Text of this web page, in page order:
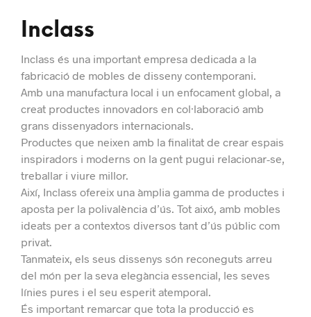
Inclass
Inclass és una important empresa dedicada a la
fabricació de mobles de disseny contemporani.
Amb una manufactura local i un enfocament global, a
creat productes innovadors en col·laboració amb
grans dissenyadors internacionals.
Productes que neixen amb la finalitat de crear espais
inspiradors i moderns on la gent pugui relacionar-se,
treballar i viure millor.
Així, Inclass ofereix una àmplia gamma de productes i
aposta per la polivalència d’ús. Tot aixó, amb mobles
ideats per a contextos diversos tant d’ús públic com
privat.
Tanmateix, els seus dissenys són reconeguts arreu
del món per la seva elegància essencial, les seves
línies pures i el seu esperit atemporal.
És important remarcar que tota la producció es